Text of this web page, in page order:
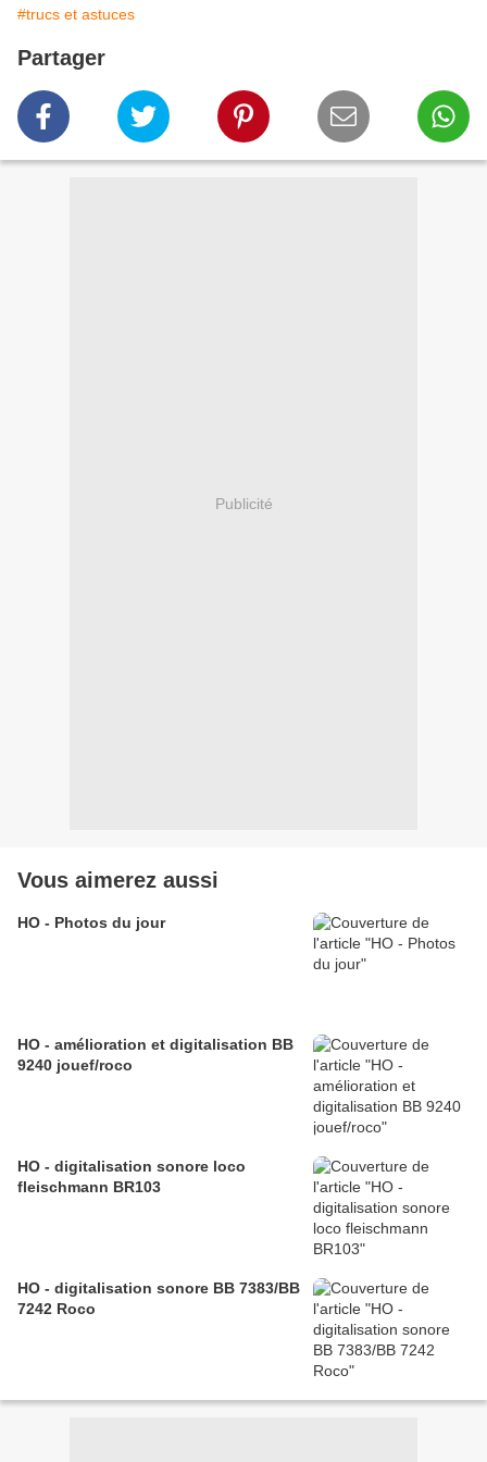
#trucs et astuces
Partager
Publicité
Vous aimerez aussi
HO - Photos du jour
HO - amélioration et digitalisation BB
9240 jouef/roco
HO - digitalisation sonore loco
fleischmann BR103
HO - digitalisation sonore BB 7383/BB
7242 Roco